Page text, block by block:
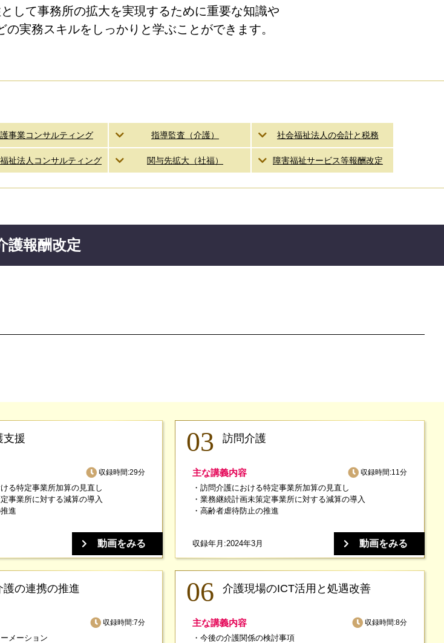
して事務所の拡大を実現するために重要な知識や
実務スキルをしっかりと学ぶことができます。
事業コンサルティング 指導監査（介護） 社会福祉法人の会計と税務
祉法人コンサルティング 関与先拡大（社福） 障害福祉サービス等報酬改定
護報酬改定
支援
る特定事業所加算の見直し
事業所に対する減算の導入
進
収録時間:29分
動画をみる
訪問介護
主な講義内容
訪問介護における特定事業所加算の見直し
業務継続計画未策定事業所に対する減算の導入
高齢者虐待防止の推進
収録時間:11分
収録年月:2024年3月 動画をみる
護の連携の推進
メーション
収録時間:7分
介護現場のICT活用と処遇改善
主な講義内容
今後の介護関係の検討事項
収録時間:8分